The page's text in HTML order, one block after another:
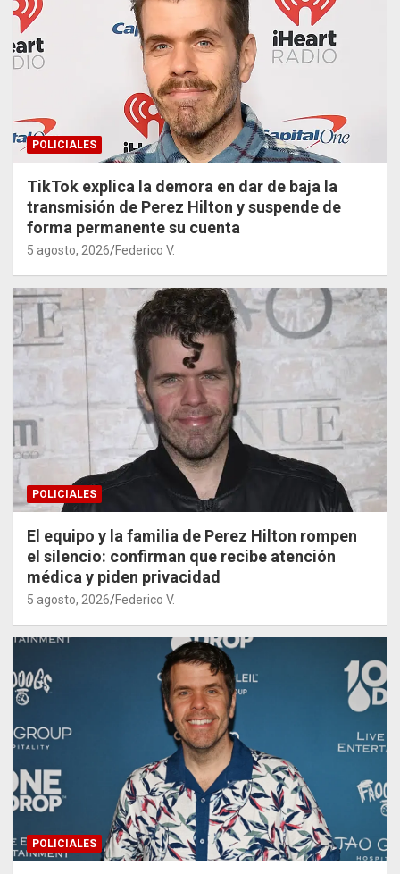
POLICIALES
TikTok explica la demora en dar de baja la
transmisión de Perez Hilton y suspende de
forma permanente su cuenta
5 agosto, 2026 Federico V.
POLICIALES
El equipo y la familia de Perez Hilton rompen
el silencio: confirman que recibe atención
médica y piden privacidad
5 agosto, 2026 Federico V.
POLICIALES